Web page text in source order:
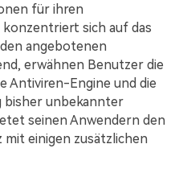
für ihren
sich auf das
angebotenen
erwähnen Benutzer die
Antiviren-Engine und die
bisher unbekannter
seinen Anwendern den
einigen zusätzlichen